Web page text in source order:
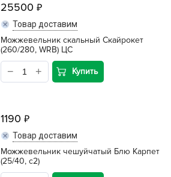
25500
Товар доставим
Можжевельник скальный Скайрокет
(260/280, WRB) ЦС
Купить
1190
Товар доставим
Можжевельник чешуйчатый Блю Карпет
(25/40, c2)